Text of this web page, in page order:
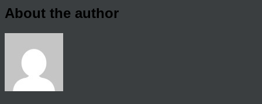
About the author